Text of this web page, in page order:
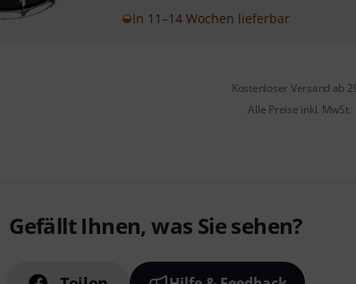
In 11–14 Wochen lieferbar
Kostenloser Versand ab
Alle Preise inkl. MwSt.
Gefällt Ihnen, was Sie sehen?